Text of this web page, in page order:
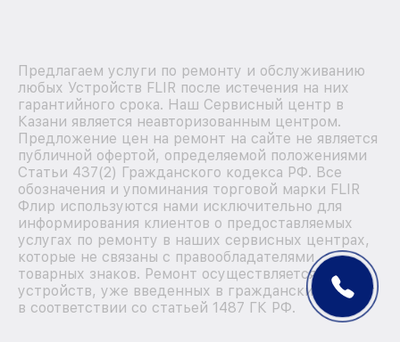
Предлагаем услуги по ремонту и обслуживанию
любых Устройств FLIR после истечения на них
гарантийного срока. Наш Сервисный центр в
Казани является неавторизованным центром.
Предложение цен на ремонт на сайте не является
публичной офертой, определяемой положениями
Статьи 437(2) Гражданского кодекса РФ. Все
обозначения и упоминания торговой марки FLIR
Флир используются нами исключительно для
информирования клиентов о предоставляемых
услугах по ремонту в наших сервисных центрах,
которые не связаны с правообладателями
товарных знаков. Ремонт осуществляется для
устройств, уже введенных в гражданский оборот
в соответствии со статьей 1487 ГК РФ.